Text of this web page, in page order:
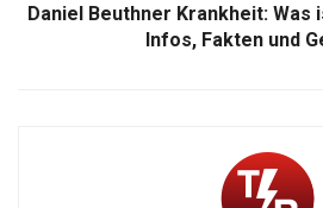
Daniel Beuthner Krankheit: Was
Infos, Fakten und